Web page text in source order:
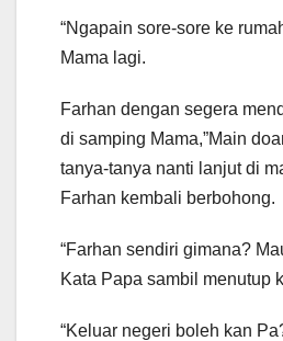
“Ngapain sore-sore ke
Mama lagi.
Farhan dengan segera
di samping Mama,”Main
tanya-tanya nanti lanjut di
Farhan kembali berbohong.
“Farhan sendiri gimana?
Kata Papa sambil menutup
“Keluar negeri boleh kan